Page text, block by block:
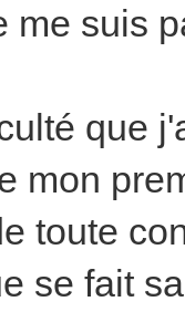
me suis
que
mon
toute
se fait